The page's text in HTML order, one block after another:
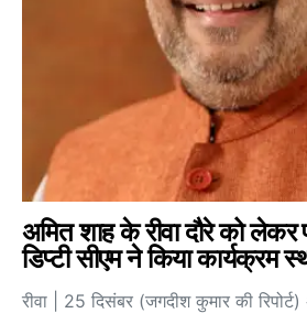
अमित शाह के रीवा दौरे को
डिप्टी सीएम ने किया कार्यक्रम
रीवा | 25 दिसंबर (जगदीश कुमार की